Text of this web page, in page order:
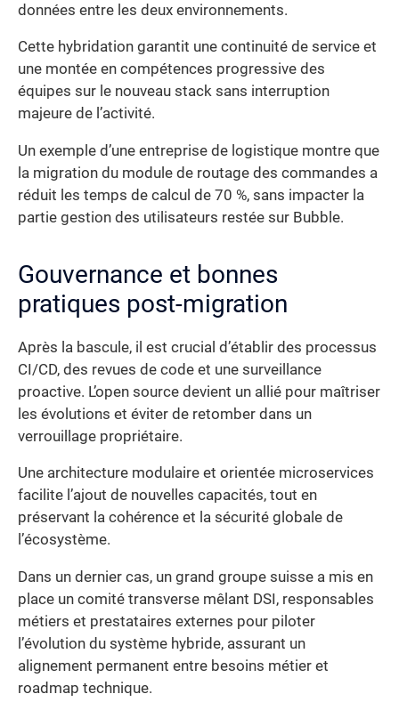
données entre les deux environnements.
Cette hybridation garantit une continuité de service et
une montée en compétences progressive des
équipes sur le nouveau stack sans interruption
majeure de l’activité.
Un exemple d’une entreprise de logistique montre que
la migration du module de routage des commandes a
réduit les temps de calcul de 70 %, sans impacter la
partie gestion des utilisateurs restée sur Bubble.
Gouvernance et bonnes
pratiques post-migration
Après la bascule, il est crucial d’établir des processus
CI/CD, des revues de code et une surveillance
proactive. L’open source devient un allié pour maîtriser
les évolutions et éviter de retomber dans un
verrouillage propriétaire.
Une architecture modulaire et orientée microservices
facilite l’ajout de nouvelles capacités, tout en
préservant la cohérence et la sécurité globale de
l’écosystème.
Dans un dernier cas, un grand groupe suisse a mis en
place un comité transverse mêlant DSI, responsables
métiers et prestataires externes pour piloter
l’évolution du système hybride, assurant un
alignement permanent entre besoins métier et
roadmap technique.